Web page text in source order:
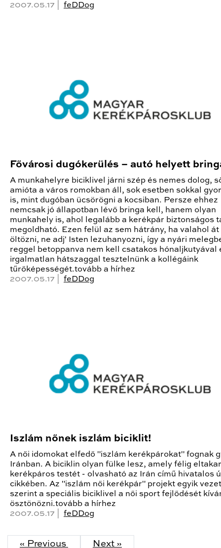
2007.05.17 | feDDog
Fővárosi dugókerülés – autó helyett
A munkahelyre biciklivel járni szép és nemes dolog,
amióta a város romokban áll, sok esetben sokkal
is, mint dugóban ücsörögni a kocsiban. Persze ehhez
nemcsak jó állapotban lévő bringa kell, hanem olyan
munkahely is, ahol legalább a kerékpár biztonságos
megoldható. Ezen felül az sem hátrány, ha valahol át
öltözni, ne adj' Isten lezuhanyozni, így a nyári
reggel betoppanva nem kell csatakos hónaljkutyával
irgalmatlan hátszaggal tesztelnünk a kollégáink
tűrőképességét.tovább a hírhez
2007.05.17 | feDDog
Iszlám nőnek iszlám biciklit!
A női idomokat elfedő "iszlám kerékpárokat" fognak
Iránban. A biciklin olyan fülke lesz, amely félig
kerékpáros testét - olvasható az Irán című hivatalos
cikkében. Az "iszlám női kerékpár" projekt egyik
szerint a speciális biciklivel a női sport fejlődését
ösztönözni.tovább a hírhez
2007.05.17 | feDDog
« Previous Next »